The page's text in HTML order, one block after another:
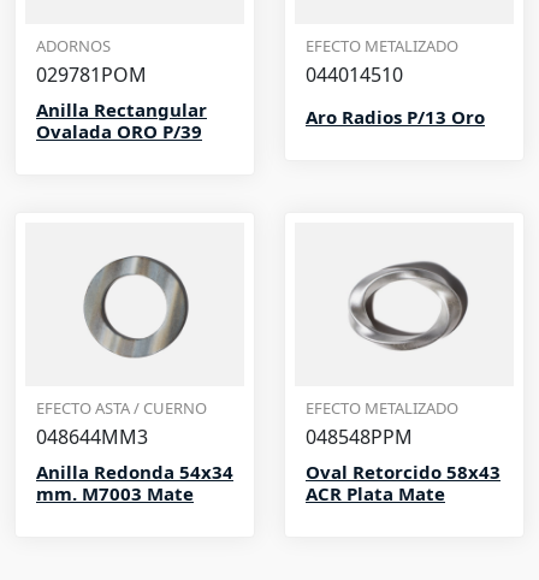
ADORNOS
029781POM
Anilla Rectangular
Ovalada ORO P/39
EFECTO METALIZADO
044014510
Aro Radios P/13 Oro
EFECTO ASTA / CUERNO
048644MM3
Anilla Redonda 54x34
mm. M7003 Mate
EFECTO METALIZADO
048548PPM
Oval Retorcido 58x43
ACR Plata Mate